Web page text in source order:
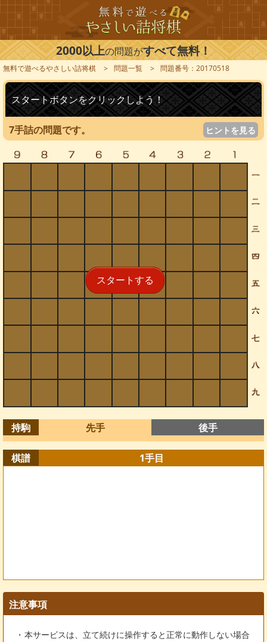
2000以上の問題がすべて無料！
無料で遊べるやさしい詰将棋 問題一覧 問題番号：20170518
スタートボタンをクリックしよう！
7手詰の問題です。 ヒントを見る
スタートする
持駒 先手 後手
棋譜 1手目
注意事項
本サービスは、立て続けに操作すると正常に動作しない場合